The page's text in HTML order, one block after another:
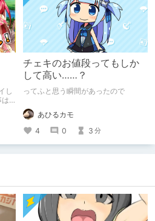
し
チェキのお値段ってもしか
して高い……？
ってふと思う瞬間があったので
あひるカモ
4
0 3 分